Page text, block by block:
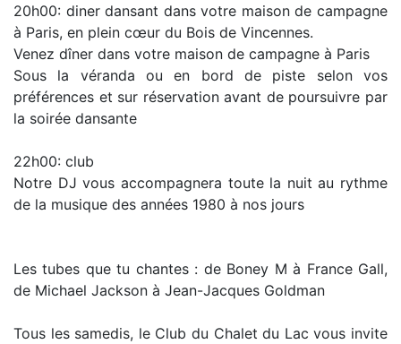
20h00: diner dansant dans votre maison de campagne
à Paris, en plein cœur du Bois de Vincennes.
Venez dîner dans votre maison de campagne à Paris
Sous la véranda ou en bord de piste selon vos
préférences et sur réservation avant de poursuivre par
la soirée dansante
22h00: club
Notre DJ vous accompagnera toute la nuit au rythme
de la musique des années 1980 à nos jours
Les tubes que tu chantes : de Boney M à France Gall,
de Michael Jackson à Jean-Jacques Goldman
Tous les samedis, le Club du Chalet du Lac vous invite